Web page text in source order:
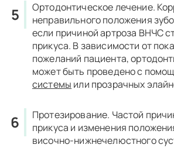
Ортодонтическое лечение.
неправильного положения
если причиной артроза ВНЧС
прикуса. В зависимости от
пожеланий пациента,
может быть проведено с
системы или прозрачных
Протезирование. Частой
прикуса и изменения
височно-нижнечелюстного